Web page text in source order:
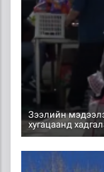
Зээлийн
хугацаанд